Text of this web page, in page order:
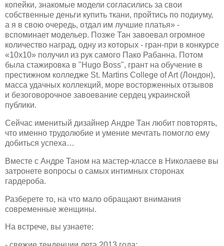
копейки, знакомые модели согласились за свои
собственные деньги купить ткани, пройтись по подиуму,
а я в свою очередь, отдал им лучшие платья» -
вспоминает модельер. Позже Тан завоевал огромное
количество наград, одну из которых - гран-при в конкурсе
«10х10» получил из рук самого Пако Рабанна. Потом
была стажировка в "Hugo Boss", грант на обучение в
престижном колледже St. Martins College of Art (Лондон),
масса удачных коллекций, море восторженных отзывов
и безоговорочное завоевание сердец украинской
публики.
Сейчас именитый дизайнер Андре Тан любит повторять,
что именно трудолюбие и умение мечтать помогло ему
добиться успеха…
Вместе с Андре Таном на мастер-классе в Николаеве вы
затронете вопросы о самых интимных сторонах
гардероба.
Разберете то, на что мало обращают внимания
современные женщины.
На встрече, вы узнаете: